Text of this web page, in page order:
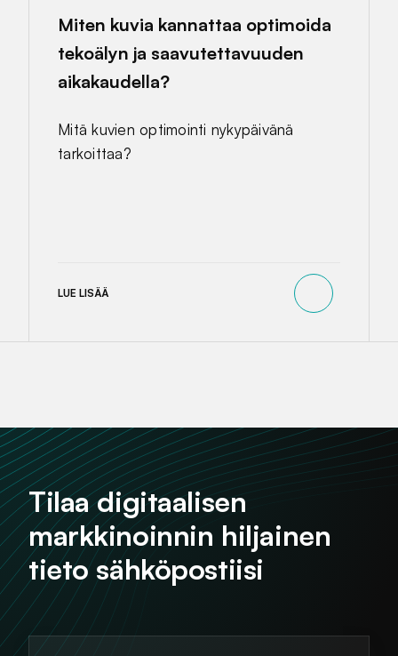
Miten kuvia kannattaa optimoida
tekoälyn ja saavutettavuuden
aikakaudella?
Mitä kuvien optimointi nykypäivänä
tarkoittaa?
LUE LISÄÄ
Tilaa digitaalisen
markkinoinnin hiljainen
tieto sähköpostiisi